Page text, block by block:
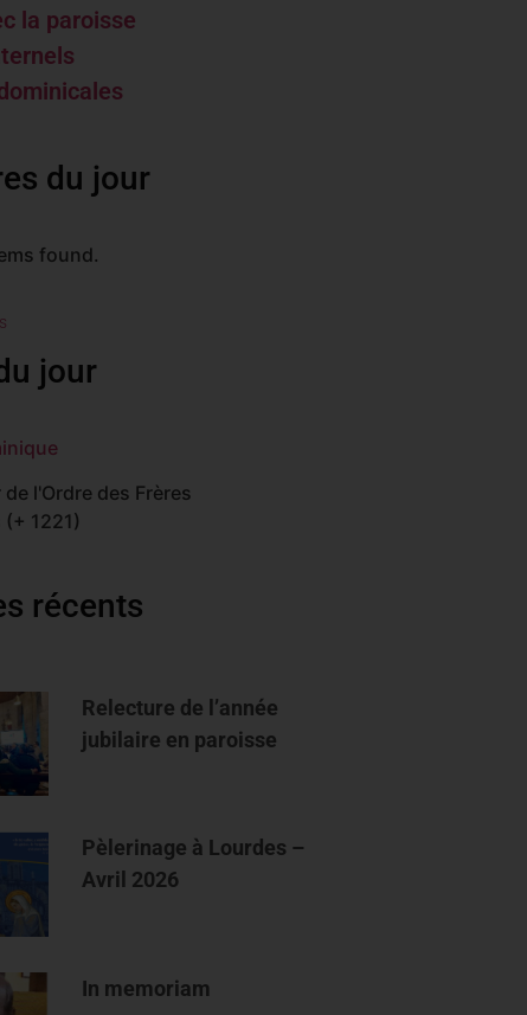
la paroisse
du jour
found.
jour
l'Ordre des Frères
1221)
récents
Relecture de l’année
jubilaire en paroisse
Pèlerinage à Lourdes –
Avril 2026
In memoriam